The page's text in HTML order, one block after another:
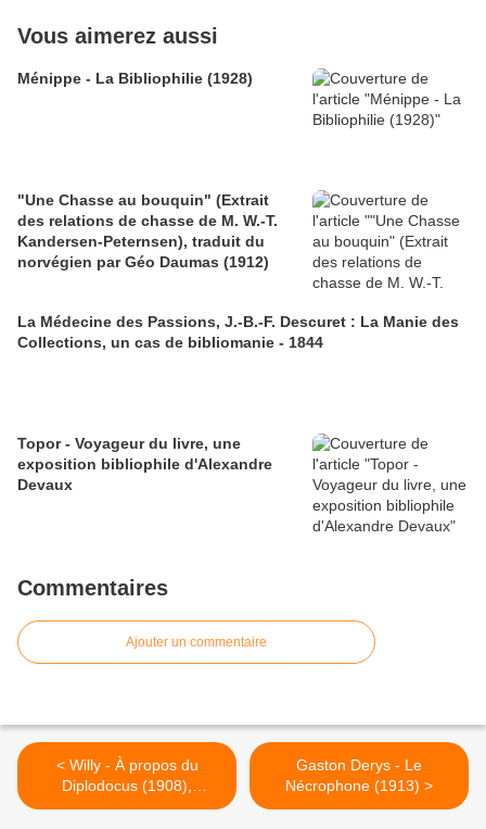
Vous aimerez aussi
Ménippe - La Bibliophilie (1928)
"Une Chasse au bouquin" (Extrait
des relations de chasse de M. W.-T.
Kandersen-Peternsen), traduit du
norvégien par Géo Daumas (1912)
La Médecine des Passions, J.-B.-F. Descuret : La Manie des
Collections, un cas de bibliomanie - 1844
Topor - Voyageur du livre, une
exposition bibliophile d'Alexandre
Devaux
Commentaires
Ajouter un commentaire
< Willy - À propos du
Diplodocus (1908),
illustrations de Benjamin
Gaston Derys - Le
Nécrophone (1913) >